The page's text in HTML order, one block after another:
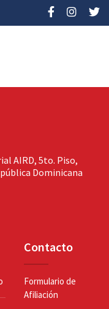
AIRD, 5to. Piso,
Dominicana
Contacto
Formulario de
Afiliación